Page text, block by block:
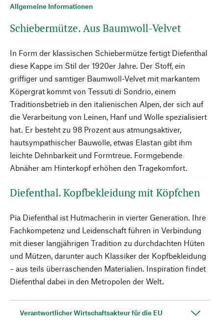
Allgemeine Informationen
Schiebermütze. Aus Baumwoll-Velvet
In Form der klassischen Schiebermütze fertigt Diefenthal
diese Kappe im Stil der 1920er Jahre. Der Stoff, ein
griffiger und samtiger Baumwoll-Velvet mit markantem
Köpergrat kommt von Tessuti di Sondrio, einem
Traditionsbetrieb in den italienischen Alpen, der sich auf
die Verarbeitung von Leinen, Hanf und Wolle spezialisiert
hat. Er besteht zu 98 Prozent aus atmungsaktiver,
hautsympathischer Bauwolle, etwas Elastan gibt ihm
leichte Dehnbarkeit und Formtreue. Formgebende
Abnäher am Hinterkopf erhöhen den Tragekomfort.
Diefenthal. Kopfbekleidung mit Köpfchen
Pia Diefenthal ist Hutmacherin in vierter Generation. Ihre
Fachkompetenz und Leidenschaft führen in Verbindung
mit dieser langjährigen Tradition zu durchdachten Hüten
und Mützen, darunter auch Klassiker der Kopfbekleidung
– aus teils überraschenden Materialien. Inspiration findet
Diefenthal dabei in den Metropolen der Welt.
Verantwortlicher Wirtschaftsakteur für die EU